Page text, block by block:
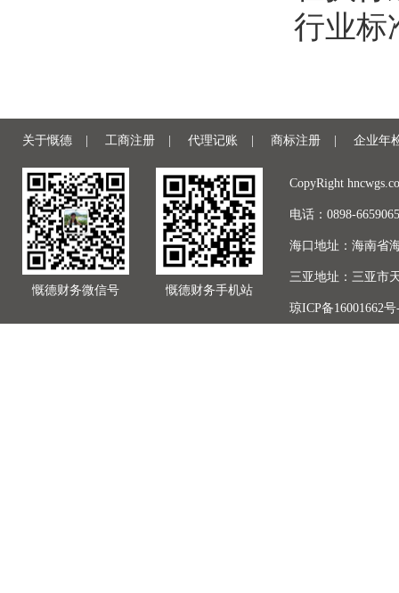
行业标
关于慨德 工商注册 代理记账 商标注册 企业年
慨德财务微信号 慨德财务手机站
CopyRight
电话：0898-
海口地址：海南省
三亚地址：三亚市
琼ICP备16001662号